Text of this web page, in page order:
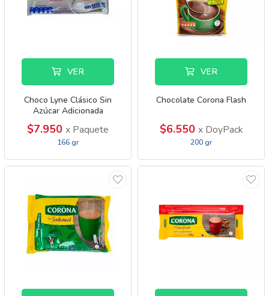
VER
Choco Lyne Clásico Sin
Azúcar Adicionada
$7.950 x Paquete
166 gr
VER
Chocolate Corona Flash
$6.550 x DoyPack
200 gr